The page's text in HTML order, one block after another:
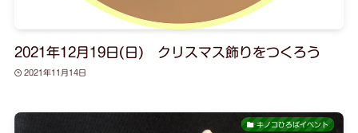
2021年12月19日(日) クリスマス飾りをつくろう
2021年11月14日
キノコひろばイベント